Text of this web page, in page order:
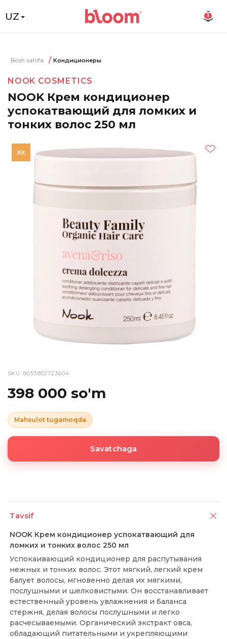
UZ 1
Bosh sahifa Кондиционеры
NOOK COSMETICS
NOOK Крем кондиционер
успокатвающий для ломких и
тонких волос 250 мл
SKU: 8053853723604
398 000 so'm
Mahsulot tugamoqda
Savatchaga
Tavsif
NOOK Крем кондиционер успокатвающий для
ломких и тонких волос 250 мл
Успокаивающий кондиционер для распутывания
нежных и тонких волос. Этот мягкий, легкий крем
балует волосы, мгновенно делая их мягкими,
послушными и шелковистыми. Он восстанавливает
естественный уровень увлажнения и баланса
стержня, делая волосы послушными и легко
расчесываемыми. Органический экстракт овса,
обладающий питательными и укрепляющими